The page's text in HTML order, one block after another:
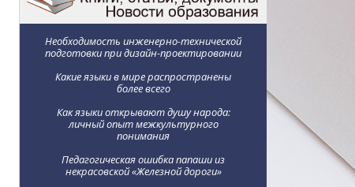
Необходимость инженерно-технической
подготовки при дизайн-проектировании
Какие языки в мире распространены
более всего
Как языки открывают душу народа:
личный опыт межкультурного
понимания
Педагогическая ошибка папаши из
некрасовской «Железной дороги»